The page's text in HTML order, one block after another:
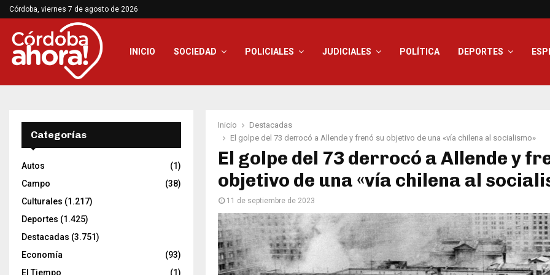
Córdoba, viernes 7 de agosto de 2026
INICIO SOCIEDAD POLICIALES JUDICIALES POLÍTICA DEPORTES
Inicio
Destacadas
El golpe del 73 derrocó a Allende y frenó su objetivo de una «vía chilena al socialismo»
El golpe del 73 derrocó a Allende y
objetivo de una «vía chilena al
11 de septiembre de 2023
Categorías
Autos
(1)
Campo
(38)
Culturales (1.217)
Deportes (1.425)
Destacadas (3.751)
Economía
(93)
El Tiempo
(1)